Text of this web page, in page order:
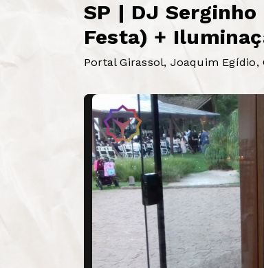
SP | DJ
Festa) +
Portal Girassol, Joaquim Egídio,